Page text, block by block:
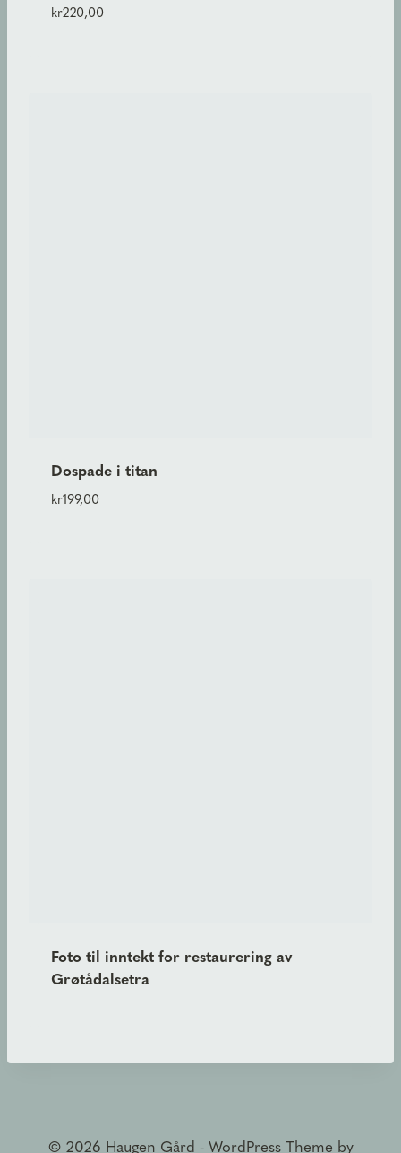
kr220,00
Dospade i titan
kr199,00
Foto til inntekt for restaurering av
Grøtådalsetra
© 2026 Haugen Gård - WordPress Theme by